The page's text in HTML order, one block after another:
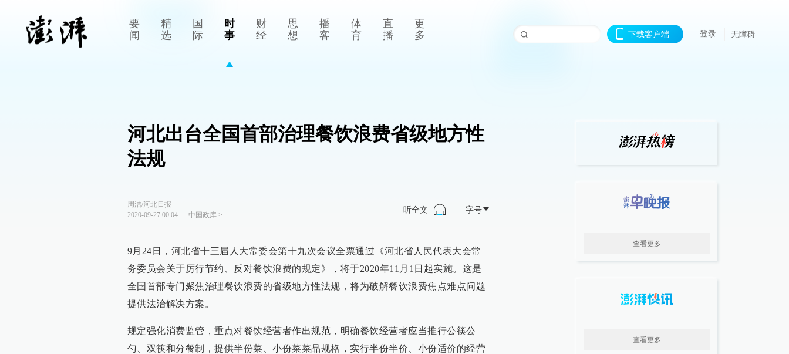
要
闻
精
选
国
际
时
事
财
经
思
想
播
客
体
育
直
播
更
多
下载客户端 登录 无障碍
河北出台全国首部治理餐饮浪费省级地方性
法规
周洁/河北日报
2020-09-27 00:04
中国政库>
听全文 字号
9月24日，河北省十三届人大常委会第十九次会议全票通过《河北省人民代表大会常
务委员会关于厉行节约、反对餐饮浪费的规定》，将于2020年11月1日起实施。这是
全国首部专门聚焦治理餐饮浪费的省级地方性法规，将为破解餐饮浪费焦点难点问题
提供法治解决方案。
规定强化消费监管，重点对餐饮经营者作出规范，明确餐饮经营者应当推行公筷公
勺、双筷和分餐制，提供半份菜、小份菜菜品规格，实行半份半价、小份适价的经营
查看更多
查看更多